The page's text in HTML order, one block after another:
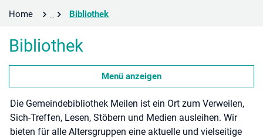
Home Bibliothek(ausgewählt)
Bibliothek
Menü anzeigen
Die Gemeindebibliothek Meilen ist ein Ort zum Verweilen,
Sich-Treffen, Lesen, Stöbern und Medien ausleihen. Wir
bieten für alle Altersgruppen eine aktuelle und vielseitige